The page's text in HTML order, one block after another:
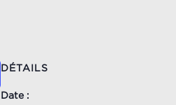
DÉTAILS
Date :